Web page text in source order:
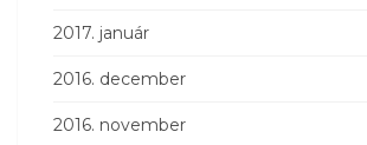
2017. január
2016. december
2016. november